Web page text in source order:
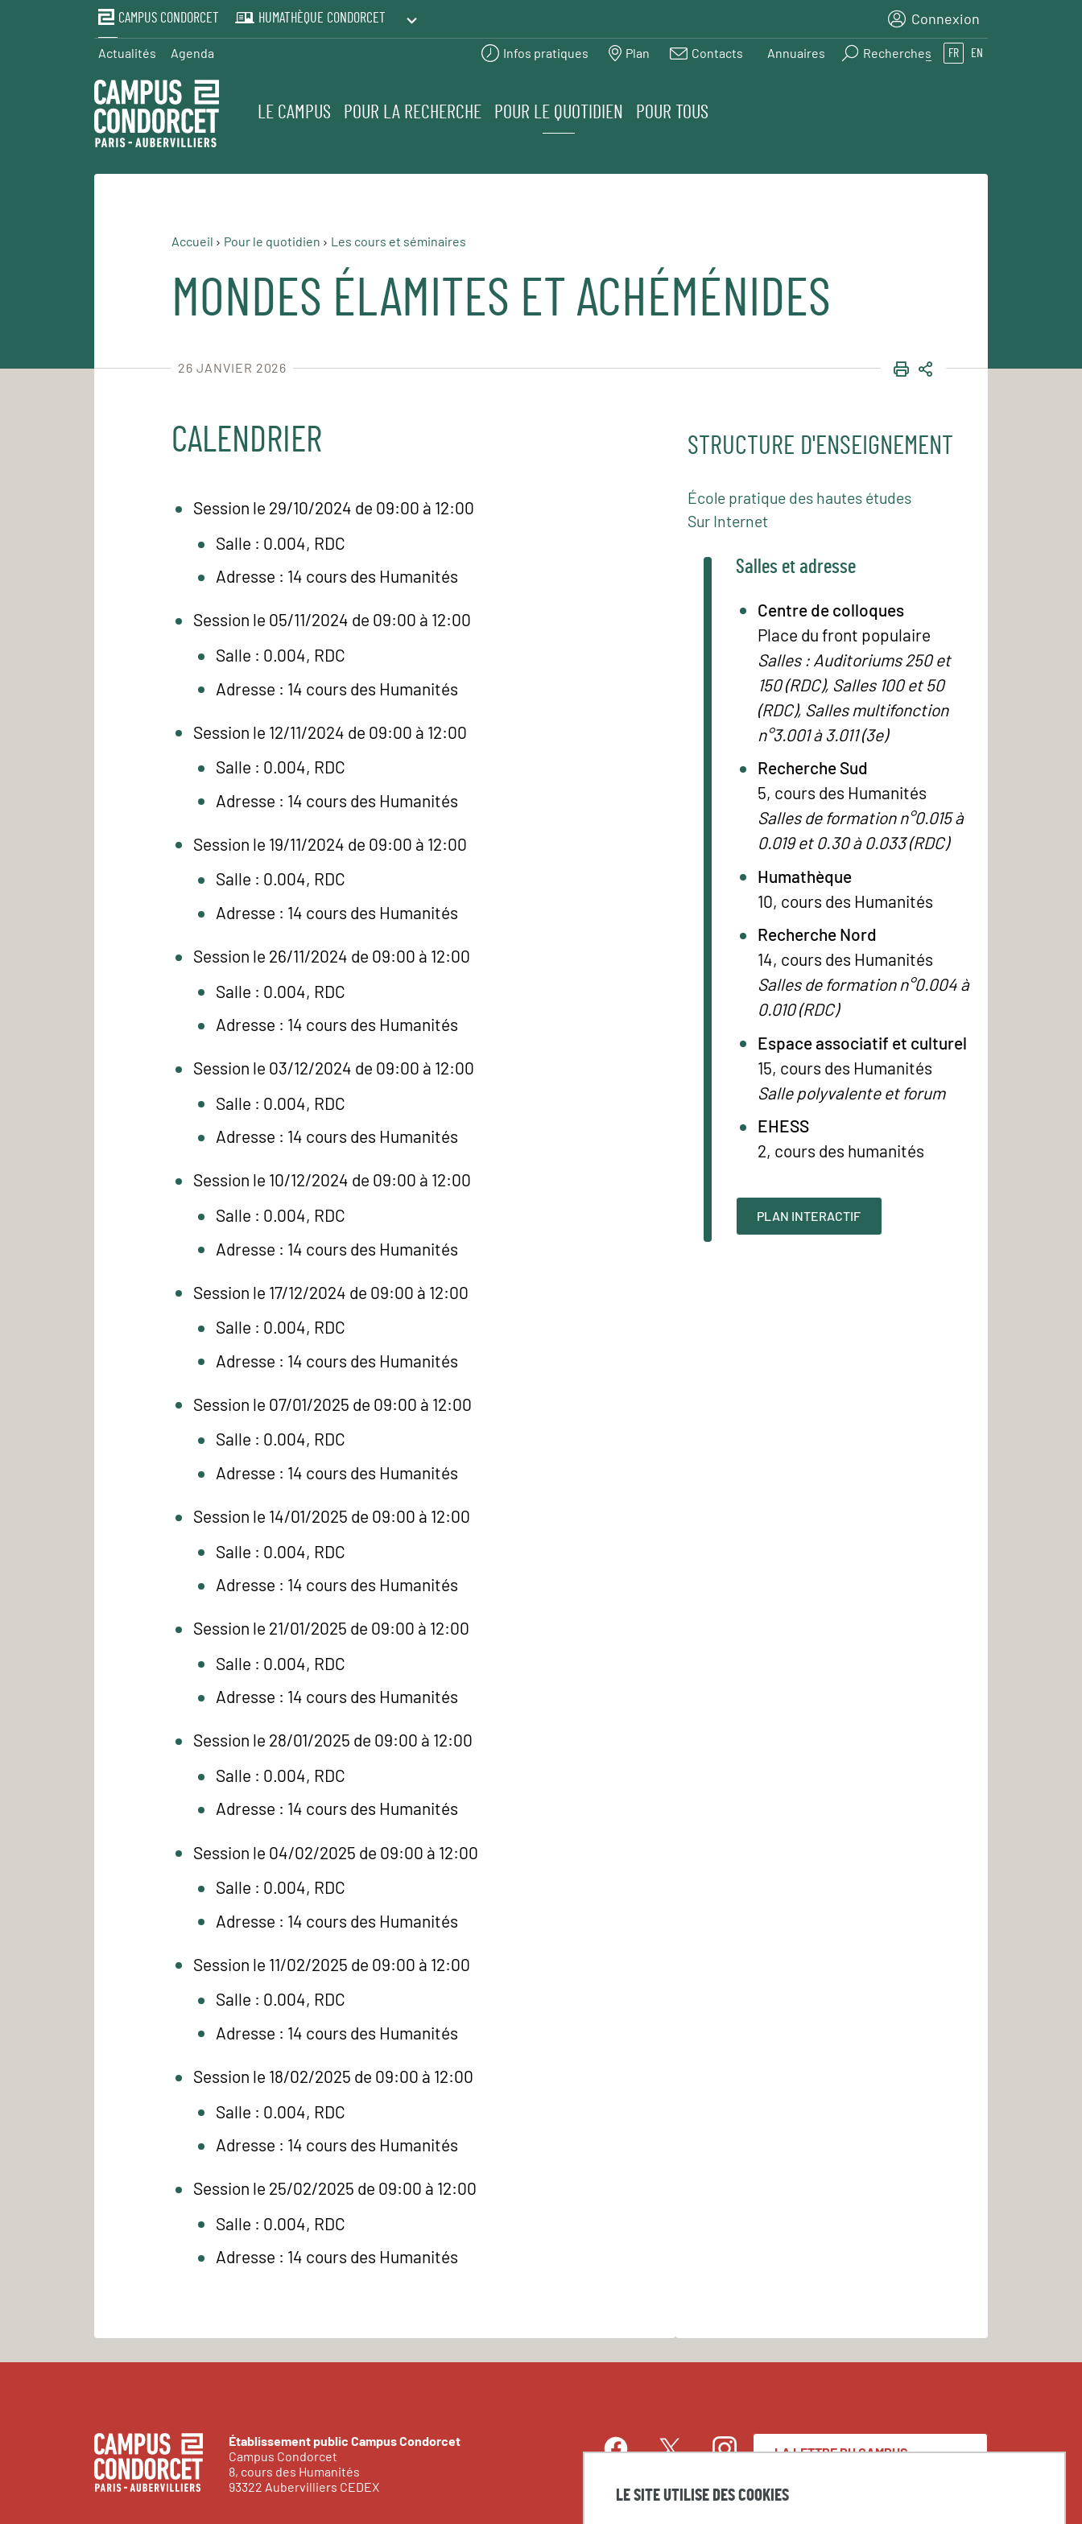
LE SITE UTILISE DES COOKIES
CAMPUS CONDORCET HUMATHÈQUE CONDORCET
PRINTEMPS DES HUMANITÉS
Connexion
Actualités Agenda Infos pratiques Plan Contacts Annuaires Recherches FR EN
LE CAMPUS POUR LA RECHERCHE POUR LE QUOTIDIEN POUR TOUS
Accueil Pour le quotidien Les cours et séminaires
MONDES ÉLAMITES ET ACHÉMÉNIDES
26 JANVIER 2026 IMPRIMER
PARTAGER
CALENDRIER
Session le 29/10/2024 de 09:00 à 12:00
Salle : 0.004, RDC
Adresse : 14 cours des Humanités
Session le 05/11/2024 de 09:00 à 12:00
Salle : 0.004, RDC
Adresse : 14 cours des Humanités
Session le 12/11/2024 de 09:00 à 12:00
Salle : 0.004, RDC
Adresse : 14 cours des Humanités
Session le 19/11/2024 de 09:00 à 12:00
Salle : 0.004, RDC
Adresse : 14 cours des Humanités
Session le 26/11/2024 de 09:00 à 12:00
Salle : 0.004, RDC
Adresse : 14 cours des Humanités
Session le 03/12/2024 de 09:00 à 12:00
Salle : 0.004, RDC
Adresse : 14 cours des Humanités
Session le 10/12/2024 de 09:00 à 12:00
Salle : 0.004, RDC
Adresse : 14 cours des Humanités
Session le 17/12/2024 de 09:00 à 12:00
Salle : 0.004, RDC
Adresse : 14 cours des Humanités
Session le 07/01/2025 de 09:00 à 12:00
Salle : 0.004, RDC
Adresse : 14 cours des Humanités
Session le 14/01/2025 de 09:00 à 12:00
Salle : 0.004, RDC
Adresse : 14 cours des Humanités
Session le 21/01/2025 de 09:00 à 12:00
Salle : 0.004, RDC
Adresse : 14 cours des Humanités
Session le 28/01/2025 de 09:00 à 12:00
Salle : 0.004, RDC
Adresse : 14 cours des Humanités
Session le 04/02/2025 de 09:00 à 12:00
Salle : 0.004, RDC
Adresse : 14 cours des Humanités
Session le 11/02/2025 de 09:00 à 12:00
Salle : 0.004, RDC
Adresse : 14 cours des Humanités
Session le 18/02/2025 de 09:00 à 12:00
Salle : 0.004, RDC
Adresse : 14 cours des Humanités
Session le 25/02/2025 de 09:00 à 12:00
Salle : 0.004, RDC
Adresse : 14 cours des Humanités
STRUCTURE D'ENSEIGNEMENT
École pratique des hautes études
Sur Internet
Salles et adresse
Centre de colloques
Place du front populaire
Salles : Auditoriums 250 et
150 (RDC), Salles 100 et 50
(RDC), Salles multifonction
n°3.001 à 3.011 (3e)
Recherche Sud
5, cours des Humanités
Salles de formation n°0.015 à
0.019 et 0.30 à 0.033 (RDC)
Humathèque
10, cours des Humanités
Recherche Nord
14, cours des Humanités
Salles de formation n°0.004 à
0.010 (RDC)
Espace associatif et culturel
15, cours des Humanités
Salle polyvalente et forum
EHESS
2, cours des humanités
PLAN INTERACTIF
Établissement public Campus Condorcet
Campus Condorcet
8, cours des Humanités
93322 Aubervilliers CEDEX
FacebookTwitterInstagram
LinkedIn
LA LETTRE DU CAMPUS